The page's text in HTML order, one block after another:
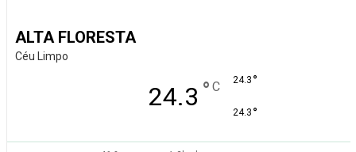
ALTA FLORESTA
Céu Limpo
24.3 ° C 24.3 °
24.3 °